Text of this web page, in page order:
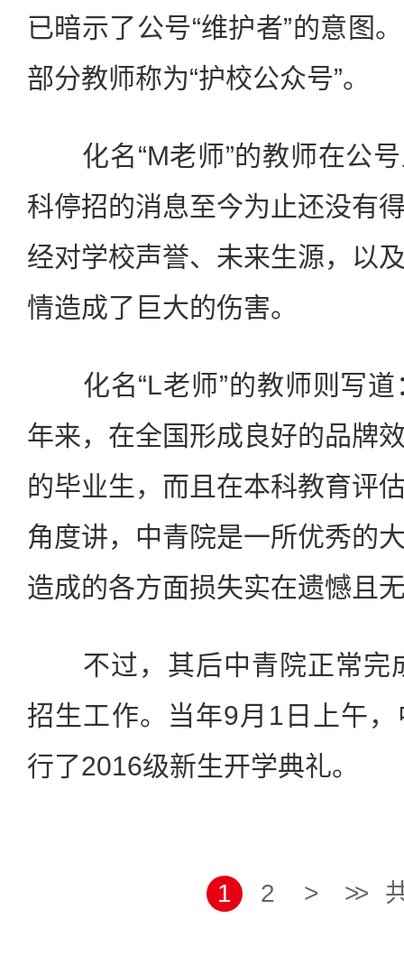
已暗示了公号“维护者”的意图
部分教师称为“护校公众号”。
化名“M老师”的教师在公号
科停招的消息至今为止还没有
经对学校声誉、未来生源，以
情造成了巨大的伤害。
化名“L老师”的教师则写道
年来，在全国形成良好的品牌
的毕业生，而且在本科教育评
角度讲，中青院是一所优秀的
造成的各方面损失实在遗憾且
不过，其后中青院正常完
招生工作。当年9月1日上午
行了2016级新生开学典礼。
1 2 > >>